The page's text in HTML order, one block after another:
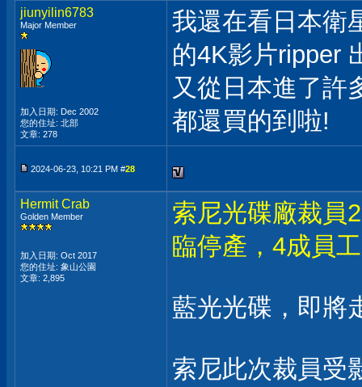
jiunyilin6783
Major Member
加入日期: Dec 2002
您的住址: 北部
文章: 278
我還在看日本衛
的4K影片ripper
又從日本進了許
都還買的到啦!
2024-06-23, 10:21 PM #28
Hermit Crab
Golden Member
加入日期: Oct 2017
您的住址: 象山公園
文章: 2,895
索尼光碟廠裁員
臨停產，4成員
藍光光碟，即將
索尼此次裁員受